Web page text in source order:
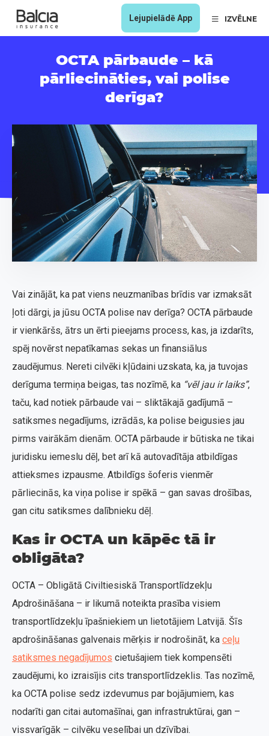
Lejupielādē App IZVĒLNE
OCTA pārbaude – kā
pārliecināties, vai polise
derīga?
Vai zinājāt, ka pat viens neuzmanības brīdis var izmaksāt
ļoti dārgi, ja jūsu OCTA polise nav derīga? OCTA pārbaude
ir vienkāršs, ātrs un ērti pieejams process, kas, ja izdarīts,
spēj novērst nepatīkamas sekas un finansiālus
zaudējumus. Nereti cilvēki kļūdaini uzskata, ka, ja tuvojas
derīguma termiņa beigas, tas nozīmē, ka “vēl jau ir laiks”,
taču, kad notiek pārbaude vai – sliktākajā gadījumā –
satiksmes negadījums, izrādās, ka polise beigusies jau
pirms vairākām dienām. OCTA pārbaude ir būtiska ne tikai
juridisku iemeslu dēļ, bet arī kā autovadītāja atbildīgas
attieksmes izpausme. Atbildīgs šoferis vienmēr
pārliecinās, ka viņa polise ir spēkā – gan savas drošības,
gan citu satiksmes dalībnieku dēļ.
Kas ir OCTA un kāpēc tā ir
obligāta?
OCTA – Obligātā Civiltiesiskā Transportlīdzekļu
Apdrošināšana – ir likumā noteikta prasība visiem
transportlīdzekļu īpašniekiem un lietotājiem Latvijā. Šīs
apdrošināšanas galvenais mērķis ir nodrošināt, ka ceļu
satiksmes negadījumos cietušajiem tiek kompensēti
zaudējumi, ko izraisījis cits transportlīdzeklis. Tas nozīmē,
ka OCTA polise sedz izdevumus par bojājumiem, kas
nodarīti gan citai automašīnai, gan infrastruktūrai, gan –
vissvarīgāk – cilvēku veselībai un dzīvībai.